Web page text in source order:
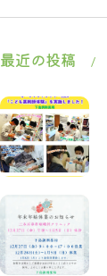
最近の投稿